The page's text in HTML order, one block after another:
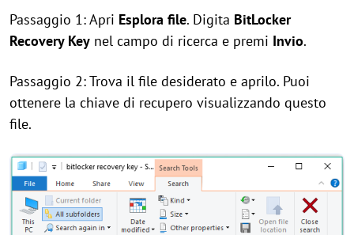
Passaggio 1: Apri Esplora file. Digita BitLocker
Recovery Key nel campo di ricerca e premi Invio.
Passaggio 2: Trova il file desiderato e aprilo. Puoi
ottenere la chiave di recupero visualizzando questo
file.